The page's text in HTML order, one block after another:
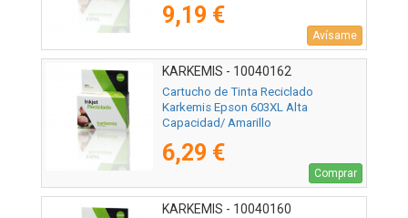
9,19 €
Avísame
KARKEMIS - 10040162
Cartucho de Tinta Reciclado
Karkemis Epson 603XL Alta
Capacidad/ Amarillo
6,29 €
Comprar
KARKEMIS - 10040160